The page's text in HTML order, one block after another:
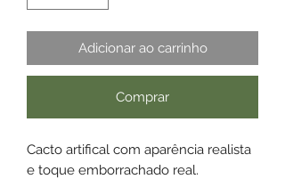
Adicionar ao carrinho
Comprar
Cacto artifical com aparência realista
e toque emborrachado real.